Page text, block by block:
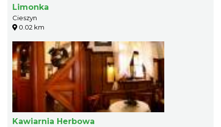
Limonka
Cieszyn
0.02 km
Kawiarnia Herbowa